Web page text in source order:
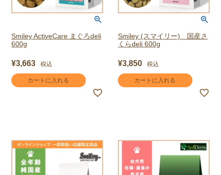
Smiley ActiveCare まぐろdeli
600g
¥3,663 税込
カートに入れる
Smiley (スマイリー) 国産さ
くらdeli 600g
¥3,850 税込
カートに入れる